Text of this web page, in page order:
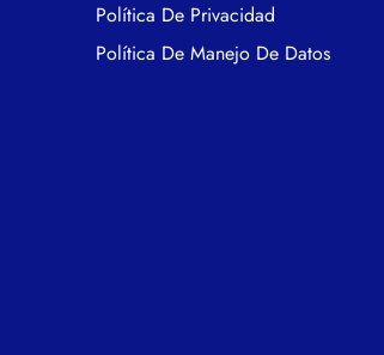
Política De Privacidad
Política De Manejo De Datos